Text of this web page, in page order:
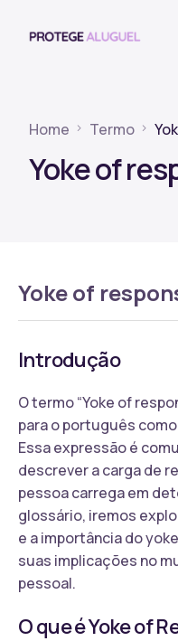
Home Termo
Yoke of
Yoke of
Introdução
O termo “Yoke of
para o português
Essa expressão é
descrever a carga de
pessoa carrega em
glossário, iremos
e a importância do
suas implicações no
pessoal.
O que é Yoke of